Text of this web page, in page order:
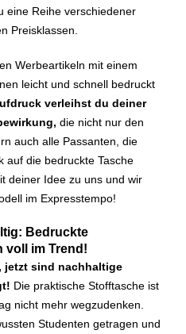
eine Reihe verschiedener
Preisklassen.
Werbeartikeln mit einem
leicht und schnell bedruckt
verleihst du deiner
die nicht nur den
auch alle Passanten, die
auf die bedruckte Tasche
deiner Idee zu uns und wir
im Expresstempo!
Bedruckte
voll im Trend!
jetzt sind nachhaltige
Die praktische Stofftasche ist
nicht mehr wegzudenken.
Studenten getragen und